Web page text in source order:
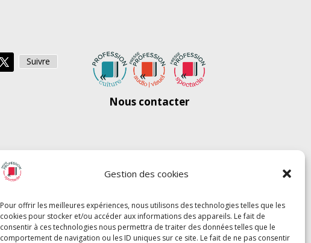
Gestion des cookies
Pour offrir les meilleures expériences, nous utilisons des technologies telles que les
cookies pour stocker et/ou accéder aux informations des appareils. Le fait de
consentir à ces technologies nous permettra de traiter des données telles que le
comportement de navigation ou les ID uniques sur ce site. Le fait de ne pas consentir
Suivre
Nous contacter